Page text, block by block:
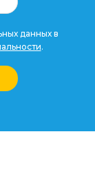
данных в
.